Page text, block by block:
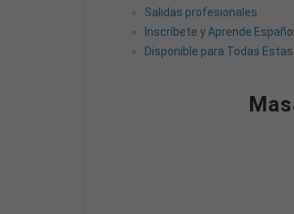
Salidas profesionales
Inscríbete y Aprende
Disponible para Todas